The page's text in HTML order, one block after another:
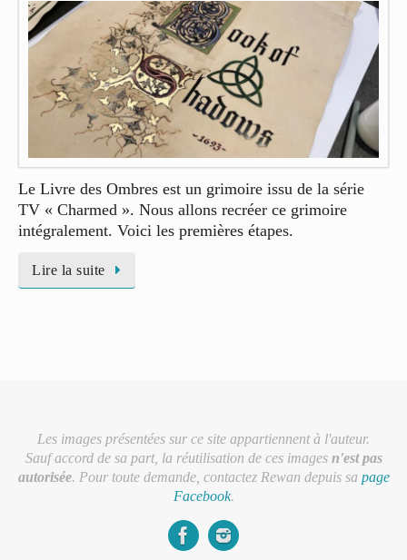
Le Livre des Ombres est un grimoire issu de la série
TV « Charmed ». Nous allons recréer ce grimoire
intégralement. Voici les premières étapes.
Lire la suite
Les images présentées sur ce site appartiennent à l'auteur.
Sauf accord de sa part, la réutilisation de ces images n'est pas
autorisée. Pour toute demande, contactez Rewan depuis sa page
Facebook.